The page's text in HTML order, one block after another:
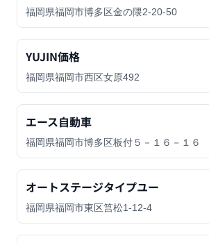
福岡県福岡市博多区金の隈2-20-50
YUJIN価格
福岡県福岡市西区女原492
エース自動車
福岡県福岡市博多区板付５－１６－１６
オートステージタイプユー
福岡県福岡市東区筥松1-12-4